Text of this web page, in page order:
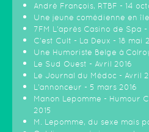
André François, RTBF - 14
Une jeune comédienne en île
7FM L'après Casino de Spa -
C'est Cult - La Deux - 18 mai
Une Humoriste Belge à
Le Sud Ouest - Avril 2016
Le Journal du Médoc - Avril
L'annonceur - 5 mars 2016
Manon Lepomme - Humour
2015
M. Lepomme, du sexe mais